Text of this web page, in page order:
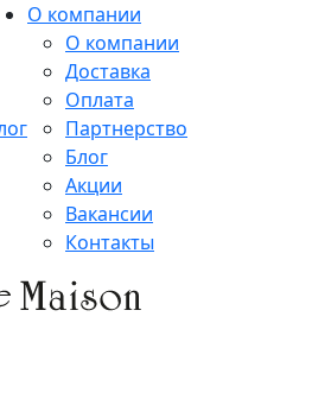
О компании
О компании
Доставка
Оплата
Партнерство
Блог
Акции
Вакансии
Контакты